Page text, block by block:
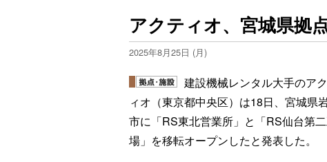
アクティオ、宮城県拠
2025年8月25日 (月)
建設機械レンタル大手のア
ィオ（東京都中央区）は18日、宮城県
市に「RS東北営業所」と「RS仙台第
場」を移転オープンしたと発表した。